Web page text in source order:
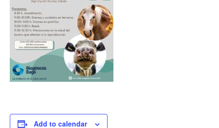
Add to calendar